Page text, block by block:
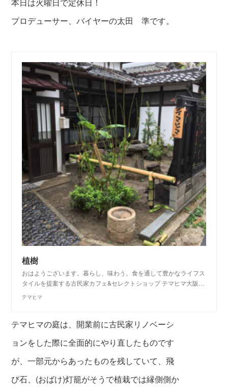
本日は火曜日で定休日！
プロデューサー、バイヤーの太田 準です。
植樹
おはようございます。暮らし、味わう。食を通して豊かなライフス
タイルを提案する古民家カフェ&セレクトショップ テマヒマ大阪…
テマヒマ
テマヒマの庭は、開業前に古民家リノベーシ
ョンをした際に全面的にやり直したものです
が、一部元からあったものを残していて、飛
び石、(おばけ)灯籠がそうで植栽では縁側側か